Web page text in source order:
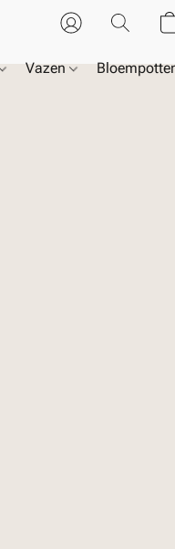
Vazen